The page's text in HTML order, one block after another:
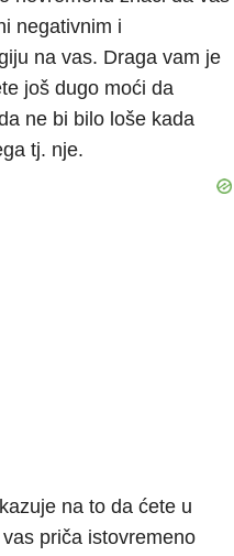
negativnim i
na vas. Draga vam je
još dugo moći da
ne bi bilo loše kada
tj. nje.
na to da ćete u
priča istovremeno